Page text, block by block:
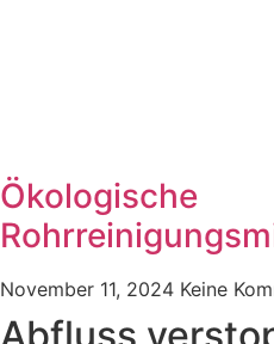
Ökologische
November 11, 2024 Keine